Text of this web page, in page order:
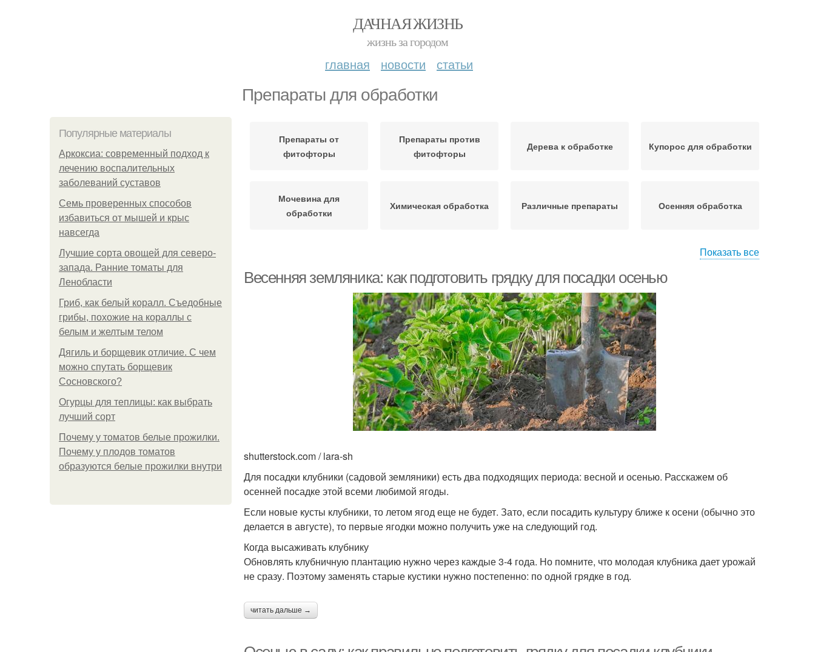
ДАЧНАЯ ЖИЗНЬ
жизнь за городом
главная новости статьи
Препараты для обработки
Популярные материалы
Аркоксиа: современный подход к
лечению воспалительных
заболеваний суставов
Семь проверенных способов
избавиться от мышей и крыс
навсегда
Лучшие сорта овощей для северо-
запада. Ранние томаты для
Ленобласти
Гриб, как белый коралл. Съедобные
грибы, похожие на кораллы с
белым и желтым телом
Дягиль и борщевик отличие. С чем
можно спутать борщевик
Сосновского?
Огурцы для теплицы: как выбрать
лучший сорт
Почему у томатов белые прожилки.
Почему у плодов томатов
образуются белые прожилки внутри
Препараты от
фитофторы
Препараты против
фитофторы
Дерева к обработке Купорос для обработки
Мочевина для
обработки
Химическая обработка Различные препараты Осенняя обработка
препараты
Фунгициды для осенней
Магазинные препараты Осенний обработка
Показать все
Весенняя земляника: как подготовить грядку для посадки осенью
shutterstock.com / lara-sh
Для посадки клубники (садовой земляники) есть два подходящих периода: весной и осенью. Расскажем об
осенней посадке этой всеми любимой ягоды.
Если новые кусты клубники, то летом ягод еще не будет. Зато, если посадить культуру ближе к осени (обычно это
делается в августе), то первые ягодки можно получить уже на следующий год.
Когда высаживать клубнику
Обновлять клубничную плантацию нужно через каждые 3-4 года. Но помните, что молодая клубника дает урожай
не сразу. Поэтому заменять старые кустики нужно постепенно: по одной грядке в год.
читать дальше →